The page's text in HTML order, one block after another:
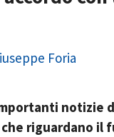
Foria
notizie
riguardano il